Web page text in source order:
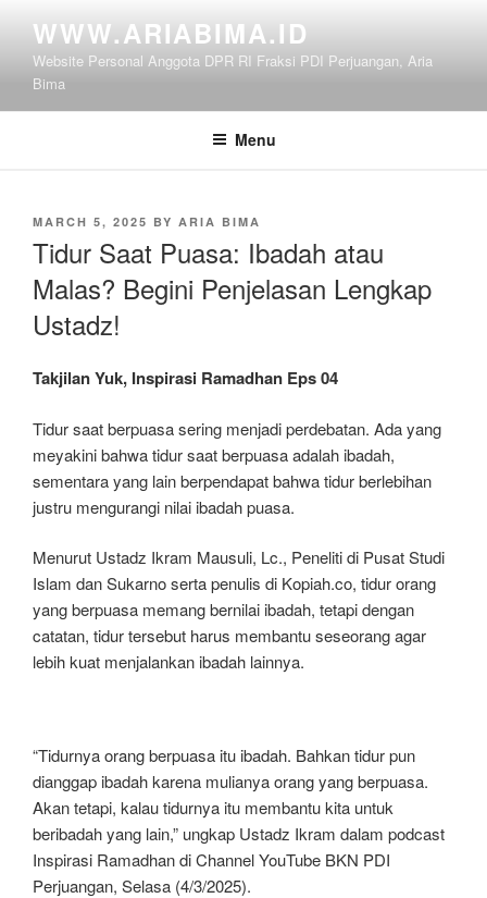
content
WWW.ARIABIMA.ID
Website Personal Anggota DPR RI Fraksi PDI Perjuangan, Aria
Bima
Menu
POSTED
MARCH 5, 2025 BY ARIA BIMA
Tidur Saat Puasa: Ibadah atau
Malas? Begini Penjelasan Lengkap
Ustadz!
Takjilan Yuk, Inspirasi Ramadhan Eps 04
Tidur saat berpuasa sering menjadi perdebatan. Ada yang
meyakini bahwa tidur saat berpuasa adalah ibadah,
sementara yang lain berpendapat bahwa tidur berlebihan
justru mengurangi nilai ibadah puasa.
Menurut Ustadz Ikram Mausuli, Lc., Peneliti di Pusat Studi
Islam dan Sukarno serta penulis di Kopiah.co, tidur orang
yang berpuasa memang bernilai ibadah, tetapi dengan
catatan, tidur tersebut harus membantu seseorang agar
lebih kuat menjalankan ibadah lainnya.
“Tidurnya orang berpuasa itu ibadah. Bahkan tidur pun
dianggap ibadah karena mulianya orang yang berpuasa.
Akan tetapi, kalau tidurnya itu membantu kita untuk
beribadah yang lain,” ungkap Ustadz Ikram dalam podcast
Inspirasi Ramadhan di Channel YouTube BKN PDI
Perjuangan, Selasa (4/3/2025).